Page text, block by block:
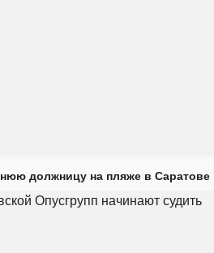
должницу на пляже в Саратове